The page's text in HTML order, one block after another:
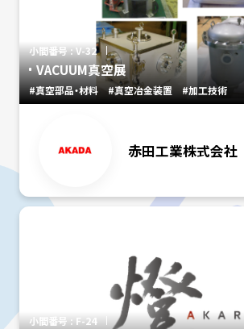
小間番号 : V-32
VACUUM真空展
#真空部品・材料 #真空冶金装置 #加工技術
赤田工業株式会社
小間番号 : F-24